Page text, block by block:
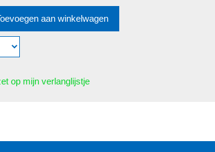
op mijn verlanglijstje